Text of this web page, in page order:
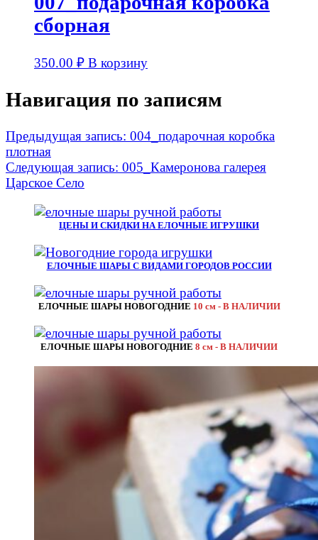
сборная
350.00 ₽ В корзину
Навигация по записям
Предыдущая запись: 004_подарочная коробка
плотная
Следующая запись: 005_Камеронова галерея
Царское Село
ЦЕНЫ И СКИДКИ НА ЕЛОЧНЫЕ ИГРУШКИ
ЕЛОЧНЫЕ ШАРЫ С ВИДАМИ ГОРОДОВ РОССИИ
ЕЛОЧНЫЕ ШАРЫ НОВОГОДНИЕ 10 см - В НАЛИЧИИ
ЕЛОЧНЫЕ ШАРЫ НОВОГОДНИЕ 8 см - В НАЛИЧИИ